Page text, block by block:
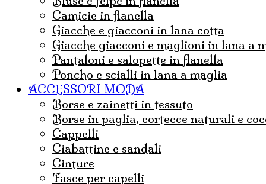
Camicie in flanella
Giacche e giacconi in lana cotta
Giacche giacconi e maglioni in lana a
Pantaloni e salopette in flanella
Poncho e scialli in lana a maglia
ACCESSORI MODA
borse e zainetti in tessuto
borse in paglia, cortecce naturali e
Cappelli
ciabattine e sandali
cinture
fasce per capelli